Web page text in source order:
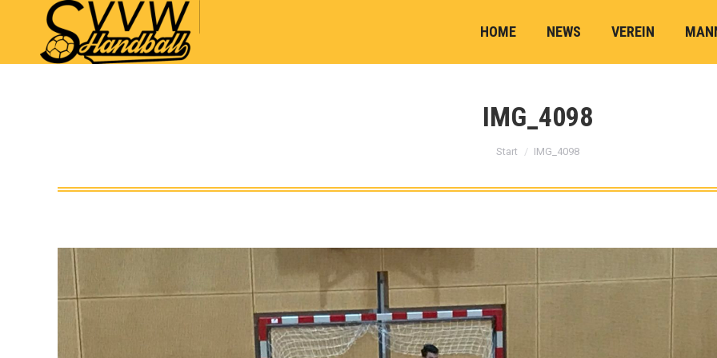
HOME NEWS VEREIN
IMG_4098
Sie befinden sich hier:
Start IMG_4098